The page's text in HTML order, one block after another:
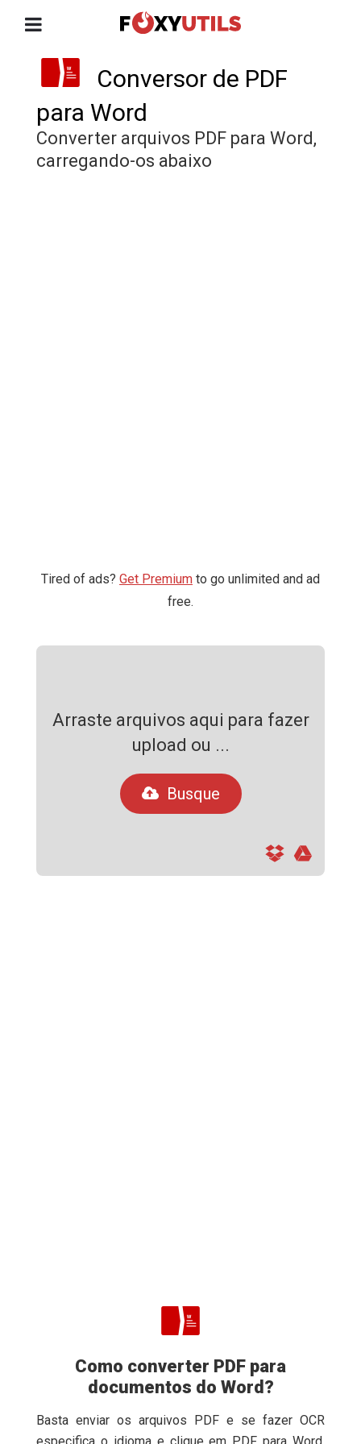
Conversor de PDF
para Word
Converter arquivos PDF para Word,
carregando-os abaixo
Tired of ads? Get Premium to go unlimited and ad
free.
Arraste arquivos aqui para fazer
upload ou ...
Busque
Como converter PDF para
documentos do Word?
Basta enviar os arquivos PDF e se fazer OCR